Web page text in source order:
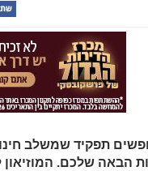
תפקיד שמשלב חינוך,
הבאה שלכם.